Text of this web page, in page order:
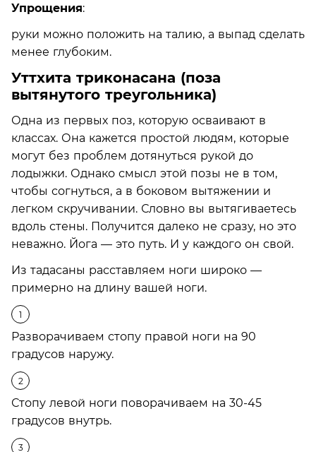
Упрощения:
руки можно положить на талию, а выпад сделать
менее глубоким.
Уттхита триконасана (поза
вытянутого треугольника)
Одна из первых поз, которую осваивают в
классах. Она кажется простой людям, которые
могут без проблем дотянуться рукой до
лодыжки. Однако смысл этой позы не в том,
чтобы согнуться, а в боковом вытяжении и
легком скручивании. Словно вы вытягиваетесь
вдоль стены. Получится далеко не сразу, но это
неважно. Йога — это путь. И у каждого он свой.
Из тадасаны расставляем ноги широко —
примерно на длину вашей ноги.
Разворачиваем стопу правой ноги на 90
градусов наружу.
Стопу левой ноги поворачиваем на 30-45
градусов внутрь.